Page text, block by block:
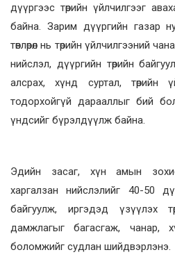
дүүргээс төрийн үйлчилгээг
байна. Зарим дүүргийн газар
төвлөрөл нь төрийн үйлчилгээний
нийслэл, дүүргийн төрийн
алсрах, хүнд суртал, төрийн
тодорхойгүй дарааллыг бий
үндсийг бүрэлдүүлж байна.
Эдийн засаг, хүн амын
харгалзан нийслэлийг 40-50
байгуулж, иргэдэд үзүүлэх
дамжлагыг багасгаж, чанар,
боломжийг судлан шийдвэрлэнэ.